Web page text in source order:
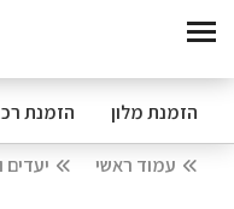
הזמנת מלון הזמנת
עמוד ראשי יעדים